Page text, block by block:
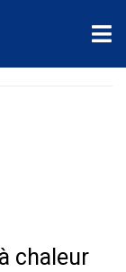
chaleur